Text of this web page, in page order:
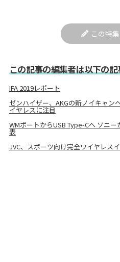
この特
この記事の編集者は以下の
IFA 2019レポート
ゼンハイザー、AKGの新ノイキャン
イヤレスに注目
WMポートからUSB Type-Cへ ソニ
表
JVC、スポーツ向け完全ワイヤレス